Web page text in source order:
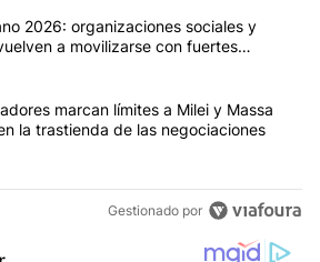
artículos con más comentarios en los
con el título "San Cayetano 2026:
2026: organizaciones sociales y
a movilizarse con fuertes
con el título "Los gobernadores
marcan límites a Milei y Massa
la trastienda de las negociaciones
Gestionado por